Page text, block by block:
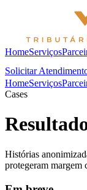
HomeServiços
Solicitar
HomeServiços
Cases
Histórias
protegeram